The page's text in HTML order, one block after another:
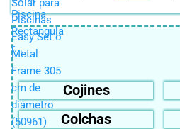
Cojines
Colchas